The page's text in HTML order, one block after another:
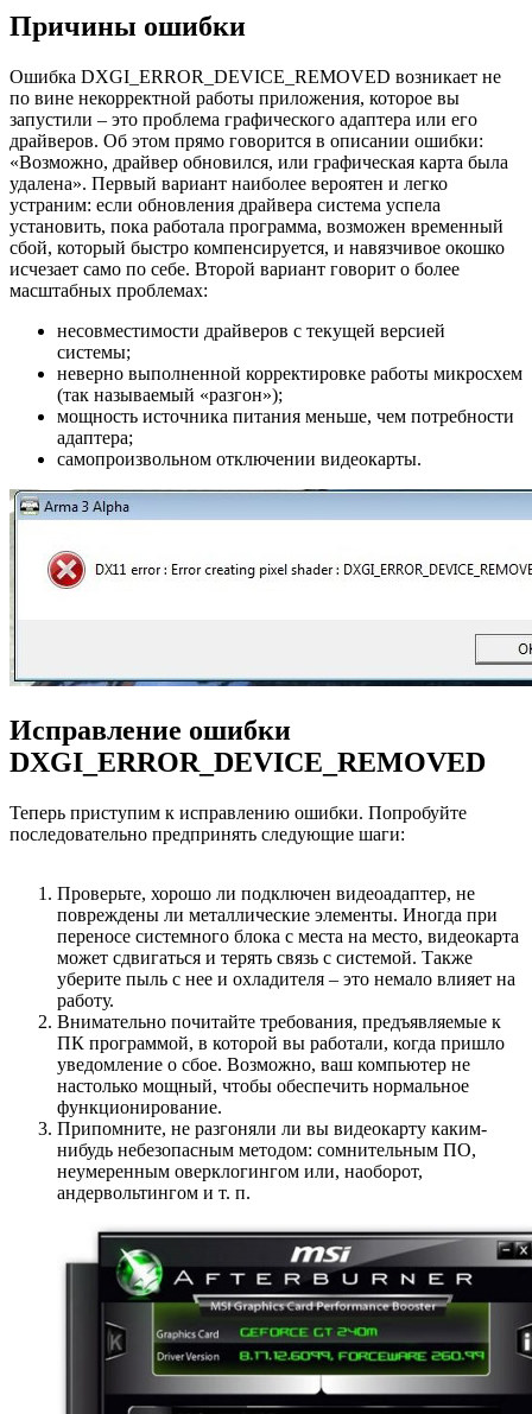
Причины ошибки
Ошибка DXGI_ERROR_DEVICE_REMOVED возникает не
по вине некорректной работы приложения, которое вы
запустили – это проблема графического адаптера или его
драйверов. Об этом прямо говорится в описании ошибки:
«Возможно, драйвер обновился, или графическая карта была
удалена». Первый вариант наиболее вероятен и легко
устраним: если обновления драйвера система успела
установить, пока работала программа, возможен временный
сбой, который быстро компенсируется, и навязчивое окошко
исчезает само по себе. Второй вариант говорит о более
масштабных проблемах:
несовместимости драйверов с текущей версией
системы;
неверно выполненной корректировке работы микросхем
(так называемый «разгон»);
мощность источника питания меньше, чем потребности
адаптера;
самопроизвольном отключении видеокарты.
Исправление ошибки
DXGI_ERROR_DEVICE_REMOVED
Теперь приступим к исправлению ошибки. Попробуйте
последовательно предпринять следующие шаги:
Проверьте, хорошо ли подключен видеоадаптер, не
повреждены ли металлические элементы. Иногда при
переносе системного блока с места на место, видеокарта
может сдвигаться и терять связь с системой. Также
уберите пыль с нее и охладителя – это немало влияет на
работу.
Внимательно почитайте требования, предъявляемые к
ПК программой, в которой вы работали, когда пришло
уведомление о сбое. Возможно, ваш компьютер не
настолько мощный, чтобы обеспечить нормальное
функционирование.
Припомните, не разгоняли ли вы видеокарту каким-
нибудь небезопасным методом: сомнительным ПО,
неумеренным оверклогингом или, наоборот,
андервольтингом и т. п.